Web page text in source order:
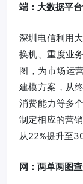
端：大数据平
深圳电信利用
换机、重度业
图，为市场运
建模方案，从
消费能力等多
制定相应的营
从22%提升至
网：两单两图